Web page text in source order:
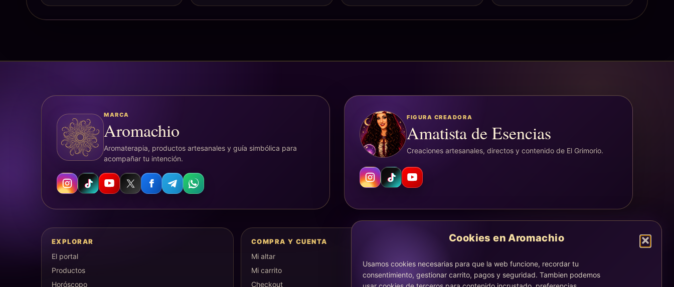
Cookies en Aromachio
Usamos cookies necesarias para que la web funcione, recordar tu
consentimiento, gestionar carrito, pagos y seguridad. Tambien podemos
MARCA
Aromachio
Aromaterapia, productos artesanales y guía simbólica para
acompañar tu intención.
FIGURA CREADORA
Amatista de Esencias
Creaciones artesanales, directos y contenido de El Grimorio.
EXPLORAR
El portal
Productos
Horóscopo
COMPRA Y CUENTA
Mi altar
Mi carrito
Checkout
LEGAL
Privacidad
Cookies